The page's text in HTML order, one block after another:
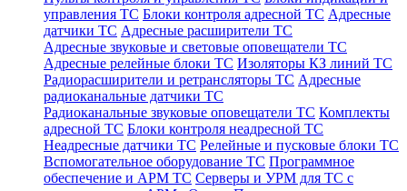
управления ТС Блоки контроля адресной ТС Адресные
датчики ТС Адресные расширители ТС
Адресные звуковые и световые оповещатели ТС
Адресные релейные блоки ТС Изоляторы КЗ линий ТС
Радиорасширители и ретрансляторы ТС Адресные
радиоканальные датчики ТС
Радиоканальные звуковые оповещатели ТС Комплекты
адресной ТС Блоки контроля неадресной ТС
Неадресные датчики ТС Релейные и пусковые блоки ТС
Вспомогательное оборудование ТС Программное
обеспечение и АРМ ТС Серверы и УРМ для ТС с